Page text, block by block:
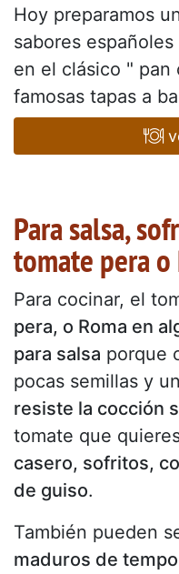
Hoy preparamos
sabores
en el clásico " pan
famosas tapas a
Para salsa,
tomate pera o
Para cocinar, el
pera, o Roma en
para salsa porque
pocas semillas y
resiste la cocción
tomate que
casero, sofritos,
de guiso.
También pueden
maduros de